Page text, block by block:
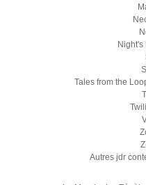
Night's
Tales from the
Autres jdr